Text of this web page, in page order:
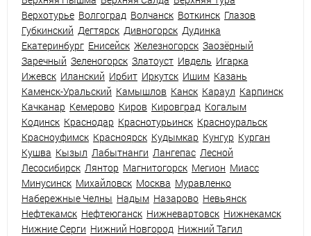
Верхотурье Волгоград Волчанск Воткинск Глазов
Губкинский Дегтярск Дивногорск Дудинка
Екатеринбург Енисейск Железногорск Заозёрный
Заречный Зеленогорск Златоуст Ивдель Игарка
Ижевск Иланский Ирбит Иркутск Ишим Казань
Каменск-Уральский Камышлов Канск Караул Карпинск
Качканар Кемерово Киров Кировград Когалым
Кодинск Краснодар Краснотурьинск Красноуральск
Красноуфимск Красноярск Кудымкар Кунгур Курган
Кушва Кызыл Лабытнанги Лангепас Лесной
Лесосибирск Лянтор Магнитогорск Мегион Миасс
Минусинск Михайловск Москва Муравленко
Набережные Челны Надым Назарово Невьянск
Нефтекамск Нефтеюганск Нижневартовск Нижнекамск
Нижние Серги Нижний Новгород Нижний Тагил